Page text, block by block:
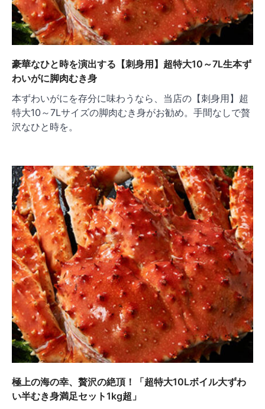
豪華なひと時を演出する【刺身用】超特大10～7L生本ず
わいがに脚肉むき身
本ずわいがにを存分に味わうなら、当店の【刺身用】超
特大10～7Lサイズの脚肉むき身がお勧め。手間なしで贅
沢なひと時を。
極上の海の幸、贅沢の絶頂！「超特大10Lボイル大ずわ
い半むき身満足セット1kg超」